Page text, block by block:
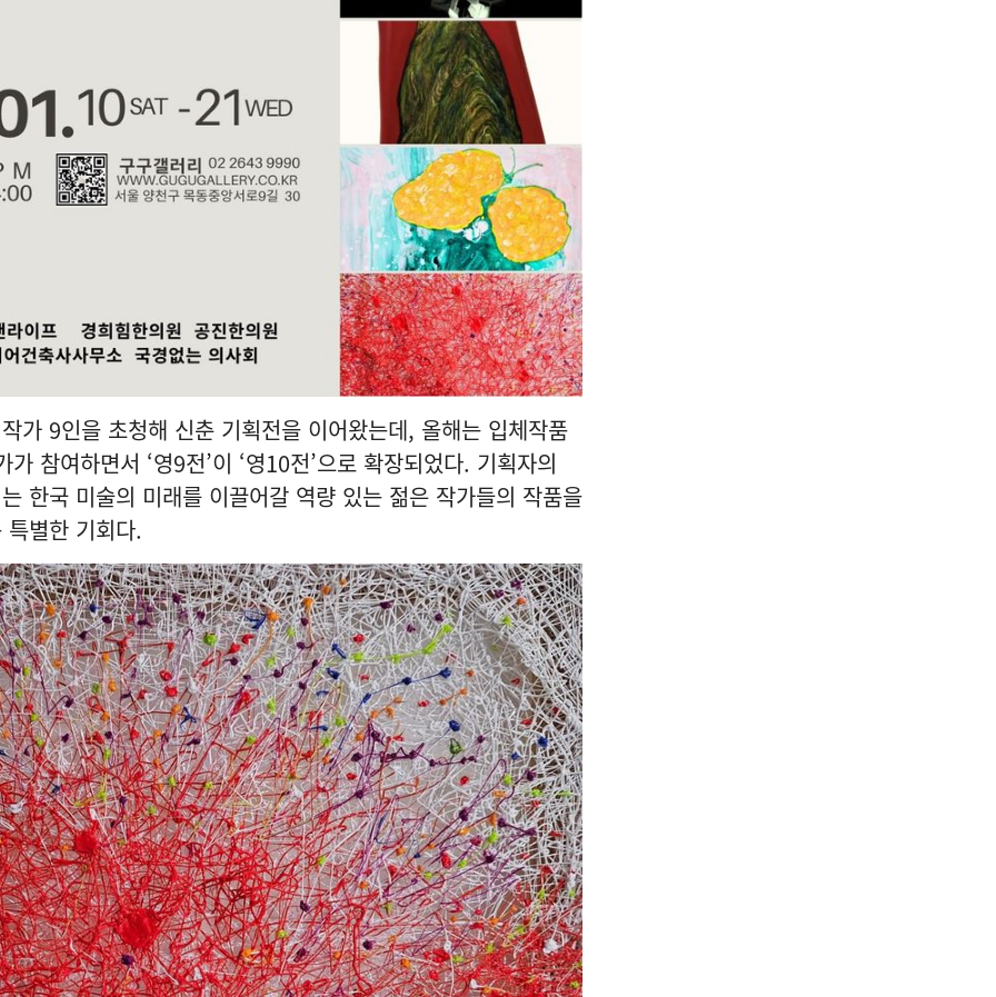
가 9인을 초청해 신춘 기획전을 이어왔는데, 올해는 입체작품
참여하면서 ‘영9전’이 ‘영10전’으로 확장되었다. 기획자의
한국 미술의 미래를 이끌어갈 역량 있는 젊은 작가들의 작품을
별한 기회다.